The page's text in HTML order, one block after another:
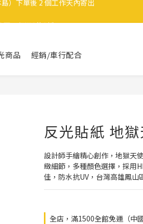
）下單後 2 個工作天內寄出
商品 經銷/車行配合
反光貼紙 地
設計師手繪精心創作，地獄天
緻細節，多種顏色選擇，採用
佳，防水抗UV，台灣高雄鳳山
全店，滿1500全館免運（中